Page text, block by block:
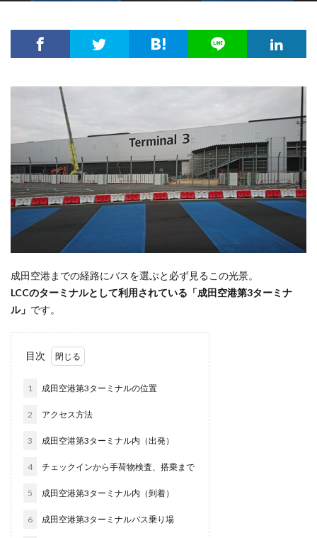
成田空港までの経路にバスを選ぶと必ず見るこの光景。
LCCのターミナルとして利用されている「成田空港第3ターミナ
ル」 です。
目次
1 成田空港第3ターミナルの位置
2 アクセス方法
3 成田空港第3ターミナル内（出発）
4 チェックインから手荷物検査、搭乗まで
5 成田空港第3ターミナル内（到着）
6 成田空港第3ターミナルバス乗り場